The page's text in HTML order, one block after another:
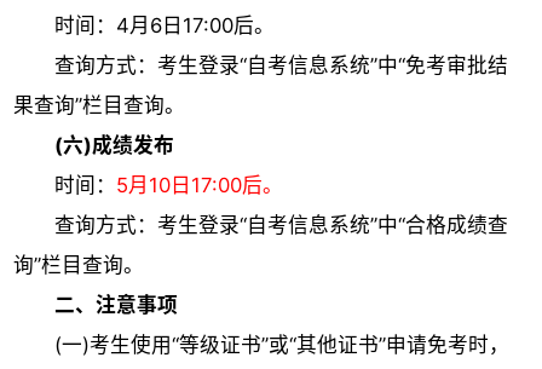
时间：4月6日17:00后。
查询方式：考生登录“自考信息系统”中“免考审批结
果查询”栏目查询。
(六)成绩发布
时间： 5月10日17:00后。
查询方式：考生登录“自考信息系统”中“合格成绩查
询”栏目查询。
二、注意事项
(一)考生使用“等级证书”或“其他证书”申请免考时，